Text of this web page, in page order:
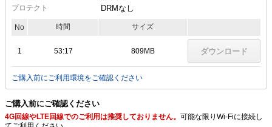
プロテクト DRMなし
No 時間 サイズ
1 53:17 809MB ダウンロード
ご購入前にご利用環境をご確認ください
ご購入前にご確認ください
4G回線やLTE回線でのご利用は推奨しておりません。 可能な限りWi-Fiに接続し